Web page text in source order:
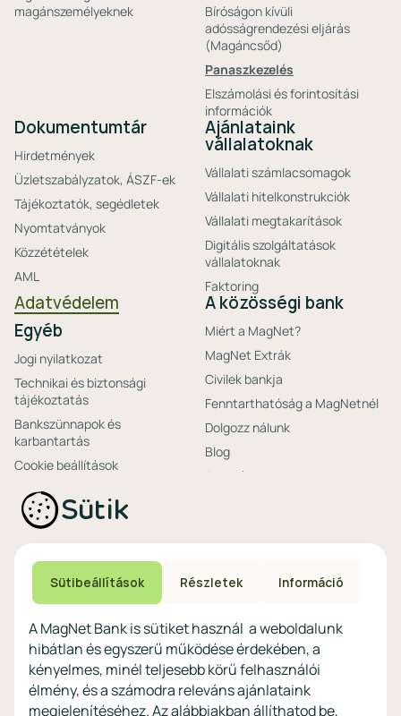
magánszemélyeknek
Bíróságon kívüli
adósságrendezési eljárás
(Magáncsőd)
Panaszkezelés
Elszámolási és forintosítási
információk
Dokumentumtár
Hirdetmények
Üzletszabályzatok, ÁSZF-ek
Tájékoztatók, segédletek
Nyomtatványok
Közzétételek
AML
Ajánlataink
vállalatoknak
Vállalati számlacsomagok
Vállalati hitelkonstrukciók
Vállalati megtakarítások
Digitális szolgáltatások
vállalatoknak
Faktoring
Adatvédelem
Egyéb
Jogi nyilatkozat
Technikai és biztonsági
tájékoztatás
Bankszünnapok és
karbantartás
Cookie beállítások
A közösségi bank
Miért a MagNet?
MagNet Extrák
Civilek bankja
Fenntarthatóság a MagNetnél
Dolgozz nálunk
Blog
Friss hírek
Ajánlataink non-
profitoknak
számlacsomagok
Megtakarítások non-
profitoknak
Digitális szolgáltatások non-
profitoknak
eszközökön
Vértezze fel magát a
kibercsalásokkal
szemben!
Sütik
Sütibeállítások Részletek Információ
A MagNet Bank is sütiket használ a weboldalunk
hibátlan és egyszerű működése érdekében, a
kényelmes, minél teljesebb körű felhasználói
élmény, és a számodra releváns ajánlataink
megjelenítéséhez. Az alábbiakban állíthatod be,